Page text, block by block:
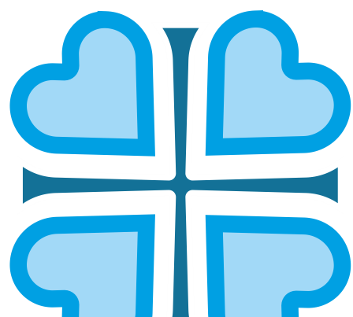
ТЕРРИТОРИЯ МИЛОСЕРДИЯ:
КУЗНЕЦКАЯ ЕПАРХИЯ ДАРИТ
ДЕТЯМ РАДОСТЬ
НОВОСТИ
ТЕРРИТОРИЯ МИЛОСЕРДИЯ: КУЗНЕЦКАЯ ЕПАРХИЯ ДАРИТ
ДЕТЯМ РАДОСТЬ
От подготовки к школе до
творческих занятий
Социальное служение